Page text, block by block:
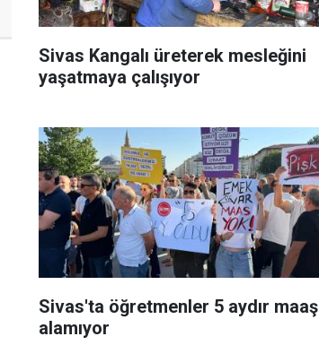
Sivas Kangalı üreterek mesleğini
yaşatmaya çalışıyor
Sivas'ta öğretmenler 5 aydır maaş
alamıyor